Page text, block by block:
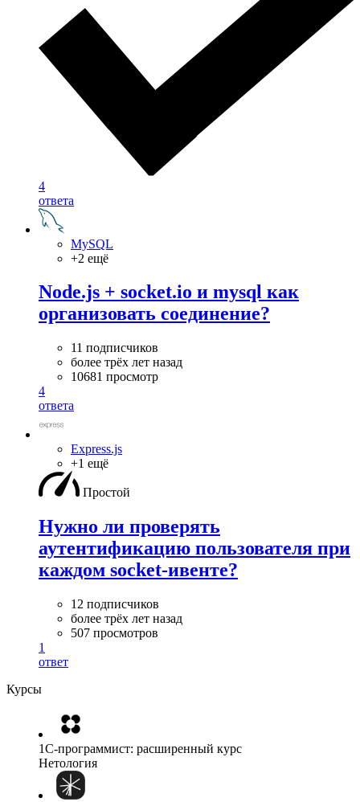
4
ответа
MySQL
+2 ещё
Node.js + socket.io и mysql как
организовать соединение?
11 подписчиков
более трёх лет назад
10681 просмотр
4
ответа
Express.js
+1 ещё
Простой
Нужно ли проверять
аутентификацию пользователя при
каждом socket-ивенте?
12 подписчиков
более трёх лет назад
507 просмотров
1
ответ
Курсы
1C-программист: расширенный курс
Нетология